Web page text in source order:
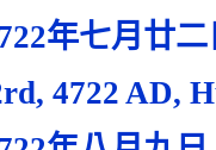
年七月廿二
rd, 4722 AD,